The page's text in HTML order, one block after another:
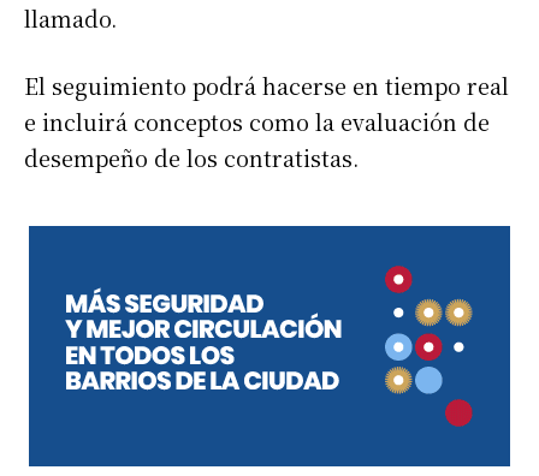
llamado.
El seguimiento podrá hacerse en tiempo real
e incluirá conceptos como la evaluación de
desempeño de los contratistas.